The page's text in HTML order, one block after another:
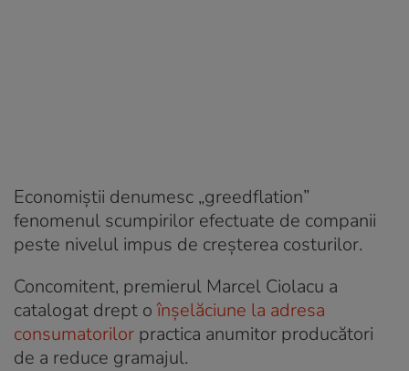
Economiștii denumesc „greedflation”
fenomenul scumpirilor efectuate de companii
peste nivelul impus de creșterea costurilor.
Concomitent, premierul Marcel Ciolacu a
catalogat drept oînșelăciune la adresa
consumatorilor practica anumitor producători
de a reduce gramajul.